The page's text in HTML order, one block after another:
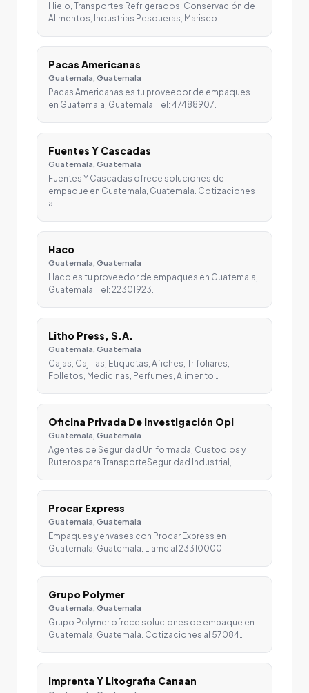
Hielo, Transportes Refrigerados, Conservación de
Alimentos, Industrias Pesqueras, Marisco…
Pacas Americanas
Guatemala, Guatemala
Pacas Americanas es tu proveedor de empaques
en Guatemala, Guatemala. Tel: 47488907.
Fuentes Y Cascadas
Guatemala, Guatemala
Fuentes Y Cascadas ofrece soluciones de
empaque en Guatemala, Guatemala. Cotizaciones
al …
Haco
Guatemala, Guatemala
Haco es tu proveedor de empaques en Guatemala,
Guatemala. Tel: 22301923.
Litho Press, S.A.
Guatemala, Guatemala
Cajas, Cajillas, Etiquetas, Afiches, Trifoliares,
Folletos, Medicinas, Perfumes, Alimento…
Oficina Privada De Investigación Opi
Guatemala, Guatemala
Agentes de Seguridad Uniformada, Custodios y
Ruteros para TransporteSeguridad Industrial,…
Procar Express
Guatemala, Guatemala
Empaques y envases con Procar Express en
Guatemala, Guatemala. Llame al 23310000.
Grupo Polymer
Guatemala, Guatemala
Grupo Polymer ofrece soluciones de empaque en
Guatemala, Guatemala. Cotizaciones al 57084…
Imprenta Y Litografia Canaan